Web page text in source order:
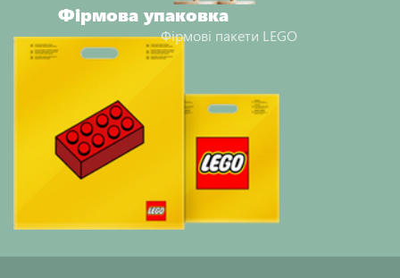
Фірмова упаковка
Фірмові пакети LEGO